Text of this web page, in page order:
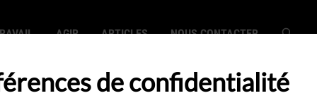
AGIR ARTICLES NOUS CONTACTER
de confidentialité